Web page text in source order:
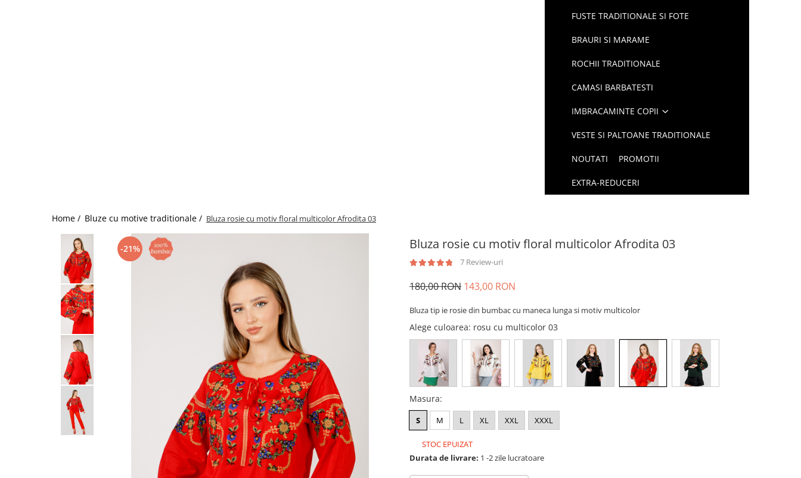
FUSTE TRADITIONALE SI FOTE
BRAURI SI MARAME
ROCHII TRADITIONALE
CAMASI BARBATESTI
IMBRACAMINTE COPII
VESTE SI PALTOANE TRADITIONALE
NOUTATI PROMOTII
EXTRA-REDUCERI
Home / Bluze cu motive traditionale / Bluza rosie cu motiv floral multicolor Afrodita 03
Bluza rosie cu motiv floral multicolor Afrodita 03
7 Review-uri
-21%
180,00 RON 143,00 RON
Bluza tip ie rosie din bumbac cu maneca lunga si motiv multicolor
Alege culoarea: rosu cu multicolor 03
Masura:
S M L XL XXL XXXL
STOC EPUIZAT
Durata de livrare: 1 -2 zile lucratoare